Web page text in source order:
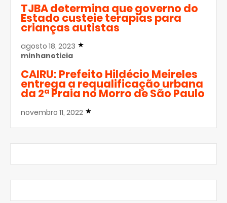
TJBA determina que governo do
Estado custeie terapias para
crianças autistas
agosto 18, 2023
minhanoticia
CAIRU: Prefeito Hildécio Meireles
entrega a requalificação urbana
da 2ª Praia no Morro de São Paulo
novembro 11, 2022